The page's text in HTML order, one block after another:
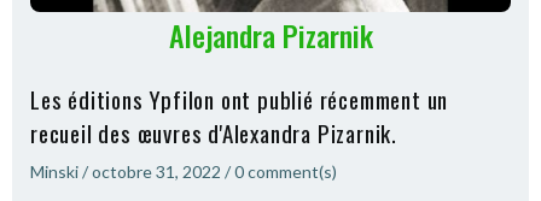
Alejandra Pizarnik
Les éditions Ypfilon ont publié récemment un
recueil des œuvres d'Alexandra Pizarnik.
Minski/octobre 31, 2022 /0comment(s)